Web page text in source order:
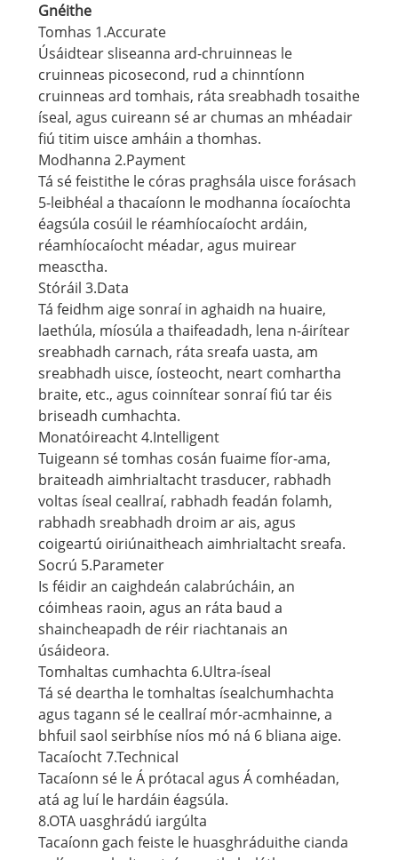
Gnéithe
Tomhas 1.Accurate
Úsáidtear sliseanna ard-chruinneas le
cruinneas picosecond, rud a chinntíonn
cruinneas ard tomhais, ráta sreabhadh tosaithe
íseal, agus cuireann sé ar chumas an mhéadair
fiú titim uisce amháin a thomhas.
Modhanna 2.Payment
Tá sé feistithe le córas praghsála uisce forásach
5-leibhéal a thacaíonn le modhanna íocaíochta
éagsúla cosúil le réamhíocaíocht ardáin,
réamhíocaíocht méadar, agus muirear
measctha.
Stóráil 3.Data
Tá feidhm aige sonraí in aghaidh na huaire,
laethúla, míosúla a thaifeadadh, lena n-áirítear
sreabhadh carnach, ráta sreafa uasta, am
sreabhadh uisce, íosteocht, neart comhartha
braite, etc., agus coinnítear sonraí fiú tar éis
briseadh cumhachta.
Monatóireacht 4.Intelligent
Tuigeann sé tomhas cosán fuaime fíor-ama,
braiteadh aimhrialtacht trasducer, rabhadh
voltas íseal ceallraí, rabhadh feadán folamh,
rabhadh sreabhadh droim ar ais, agus
coigeartú oiriúnaitheach aimhrialtacht sreafa.
Socrú 5.Parameter
Is féidir an caighdeán calabrúcháin, an
cóimheas raoin, agus an ráta baud a
shaincheapadh de réir riachtanais an
úsáideora.
Tomhaltas cumhachta 6.Ultra-íseal
Tá sé deartha le tomhaltas ísealchumhachta
agus tagann sé le ceallraí mór-acmhainne, a
bhfuil saol seirbhíse níos mó ná 6 bliana aige.
Tacaíocht 7.Technical
Tacaíonn sé le Á prótacal agus Á comhéadan,
atá ag luí le hardáin éagsúla.
8.OTA uasghrádú iargúlta
Tacaíonn gach feiste le huasghráduithe cianda